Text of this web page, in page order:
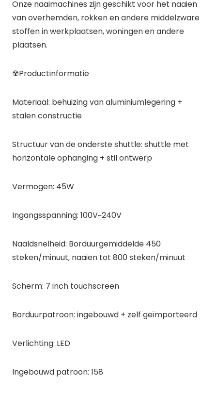
Onze naaimachines zijn geschikt voor het naaien
van overhemden, rokken en andere middelzware
stoffen in werkplaatsen, woningen en andere
plaatsen.
☢Productinformatie
Materiaal: behuizing van aluminiumlegering +
stalen constructie
Structuur van de onderste shuttle: shuttle met
horizontale ophanging + stil ontwerp
Vermogen: 45W
Ingangsspanning: 100V~240V
Naaldsnelheid: Borduurgemiddelde 450
steken/minuut, naaien tot 800 steken/minuut
Scherm: 7 inch touchscreen
Borduurpatroon: ingebouwd + zelf geïmporteerd
Verlichting: LED
Ingebouwd patroon: 158